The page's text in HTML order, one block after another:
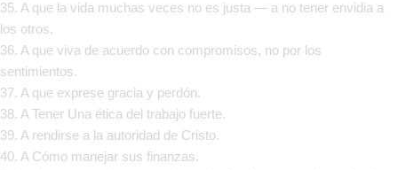
35. A que la vida muchas veces no es justa — a no tener envidia a
los otros.
36. A que viva de acuerdo con compromisos, no por los
sentimientos.
37. A que exprese gracia y perdón.
38. A Tener Una ética del trabajo fuerte.
39. A rendirse a la autoridad de Cristo.
40. A Cómo manejar sus finanzas.